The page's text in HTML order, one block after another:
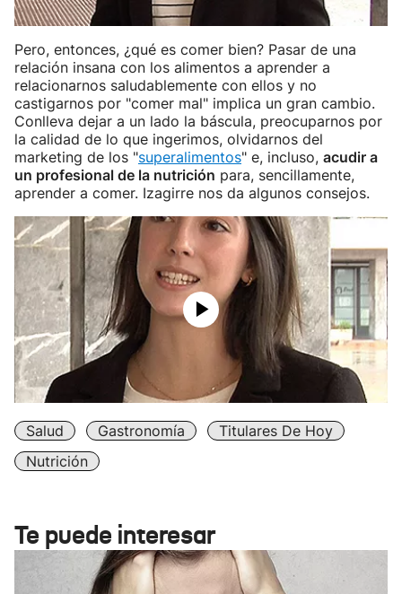
Pero, entonces, ¿qué es comer bien? Pasar de una
relación insana con los alimentos a aprender a
relacionarnos saludablemente con ellos y no
castigarnos por "comer mal" implica un gran cambio.
Conlleva dejar a un lado la báscula, preocuparnos por
la calidad de lo que ingerimos, olvidarnos del
marketing de los "superalimentos" e, incluso, acudir a
un profesional de la nutrición para, sencillamente,
aprender a comer. Izagirre nos da algunos consejos.
Salud Gastronomía
Titulares De Hoy
Nutrición
Te puede interesar